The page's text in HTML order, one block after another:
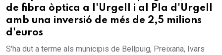
de fibra òptica a l'Urgell i al Pla d'Urgell
amb una inversió de més de 2,5 milions
d'euros
S'ha dut a terme als municipis de Bellpuig, Preixana, Ivars